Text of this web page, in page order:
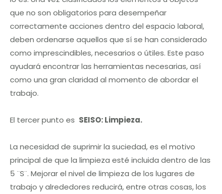
que no son obligatorios para desempeñar
correctamente acciones dentro del espacio laboral,
deben ordenarse aquellos que sí se han considerado
como imprescindibles, necesarios o útiles. Este paso
ayudará encontrar las herramientas necesarias, así
como una gran claridad al momento de abordar el
trabajo.
El tercer punto es SEISO: Limpieza.
La necesidad de suprimir la suciedad, es el motivo
principal de que la limpieza esté incluida dentro de las
5 ¨S¨. Mejorar el nivel de limpieza de los lugares de
trabajo y alrededores reducirá, entre otras cosas, los